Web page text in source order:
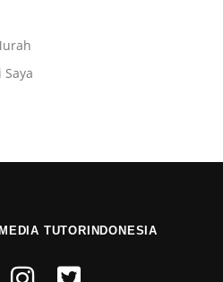
TUTORINDONESIA